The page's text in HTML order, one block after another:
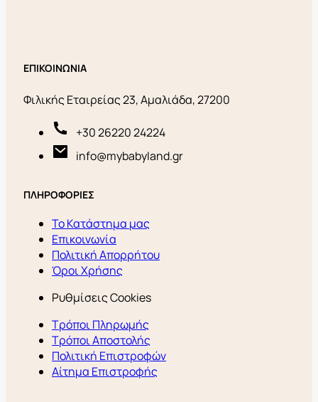
ΕΠΙΚΟΙΝΩΝΙΑ
Φιλικής Εταιρείας 23, Αμαλιάδα, 27200
+30 26220 24224
info@mybabyland.gr
ΠΛΗΡΟΦΟΡΙΕΣ
Το Κατάστημα μας
Επικοινωνία
Πολιτική Απορρήτου
Όροι Χρήσης
Ρυθμίσεις Cookies
Τρόποι Πληρωμής
Τρόποι Αποστολής
Πολιτική Επιστροφών
Αίτημα Επιστροφής